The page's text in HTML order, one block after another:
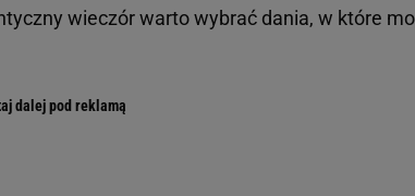
wieczór warto wybrać dania, w które